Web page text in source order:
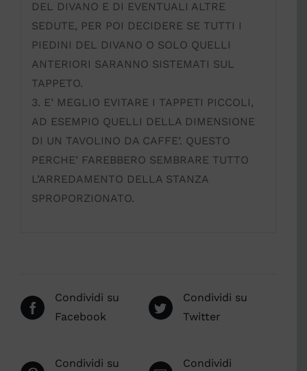
DEL DIVANO E DI EVENTUALI ALTRE
SEDUTE, PER POI DECIDERE SE TUTTI I
PIEDINI DEL DIVANO O SOLO QUELLI
ANTERIORI SARANNO SISTEMATI SUL
TAPPETO.
3. E’ MEGLIO EVITARE I TAPPETI PICCOLI,
AD ESEMPIO QUELLI DELLA DIMENSIONE
DI UN TAVOLINO DA CAFFE’. QUESTO
PERCHE’ FAREBBERO SEMBRARE TUTTO
L’ARREDAMENTO DELLA STANZA
SPROPORZIONATO.
Condividi su
Facebook
Condividi su
Twitter
Condividi su
Condividi